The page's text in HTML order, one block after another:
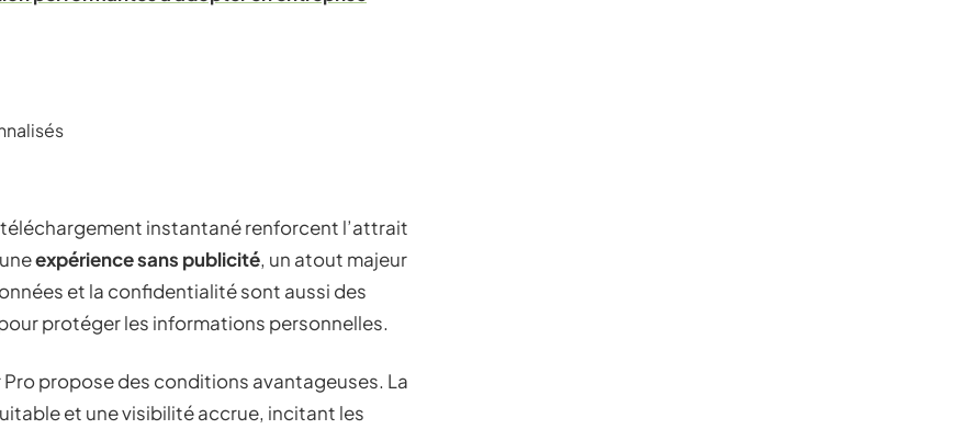
instantané renforcent l’attrait
expérience sans publicité, un atout majeur
et la confidentialité sont aussi des
protéger les informations personnelles.
propose des conditions avantageuses. La
et une visibilité accrue, incitant les